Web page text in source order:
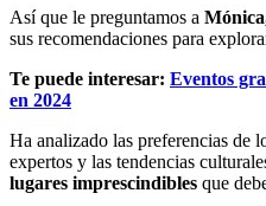
Así que le preguntamos a
sus recomendaciones para
Te puede interesar: Eventos
en 2024
Ha analizado las preferencias de
expertos y las tendencias
lugares imprescindibles que